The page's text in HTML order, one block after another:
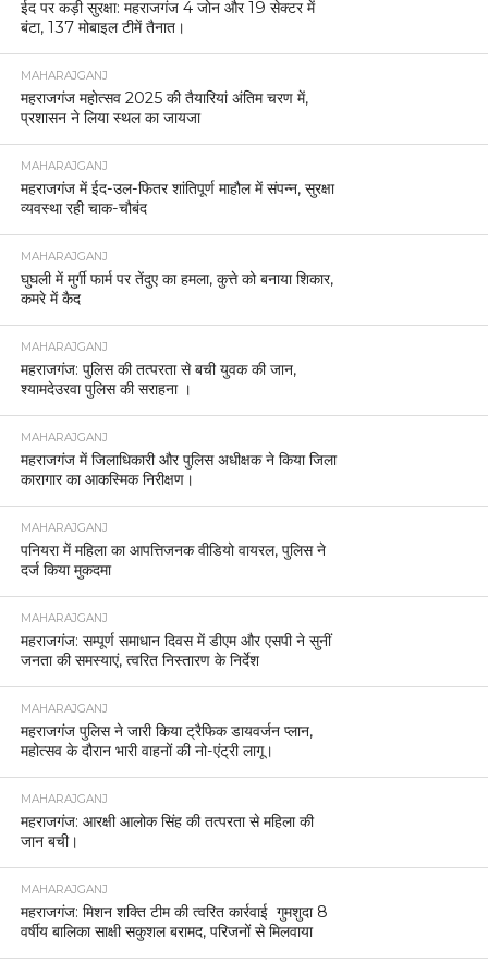
ईद पर कड़ी सुरक्षा: महराजगंज 4 जोन और 19 सेक्टर में
बंटा, 137 मोबाइल टीमें तैनात।
MAHARAJGANJ
महराजगंज महोत्सव 2025 की तैयारियां अंतिम चरण में,
प्रशासन ने लिया स्थल का जायजा
MAHARAJGANJ
महराजगंज में ईद-उल-फितर शांतिपूर्ण माहौल में संपन्न, सुरक्षा
व्यवस्था रही चाक-चौबंद
MAHARAJGANJ
घुघली में मुर्गी फार्म पर तेंदुए का हमला, कुत्ते को बनाया शिकार,
कमरे में कैद
MAHARAJGANJ
महराजगंज: पुलिस की तत्परता से बची युवक की जान,
श्यामदेउरवा पुलिस की सराहना ।
MAHARAJGANJ
महराजगंज में जिलाधिकारी और पुलिस अधीक्षक ने किया जिला
कारागार का आकस्मिक निरीक्षण।
MAHARAJGANJ
पनियरा में महिला का आपत्तिजनक वीडियो वायरल, पुलिस ने
दर्ज किया मुकदमा
MAHARAJGANJ
महराजगंज: सम्पूर्ण समाधान दिवस में डीएम और एसपी ने सुनीं
जनता की समस्याएं, त्वरित निस्तारण के निर्देश
MAHARAJGANJ
महराजगंज पुलिस ने जारी किया ट्रैफिक डायवर्जन प्लान,
महोत्सव के दौरान भारी वाहनों की नो-एंट्री लागू।
MAHARAJGANJ
महराजगंज: आरक्षी आलोक सिंह की तत्परता से महिला की
जान बची।
MAHARAJGANJ
महराजगंज: मिशन शक्ति टीम की त्वरित कार्रवाई गुमशुदा 8
वर्षीय बालिका साक्षी सकुशल बरामद, परिजनों से मिलवाया